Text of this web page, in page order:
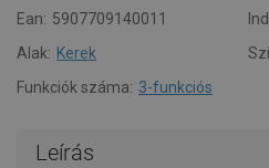
Ean: 5907709140011
Alak: Kerek
Funkciók száma: 3-funkciós
Leírás